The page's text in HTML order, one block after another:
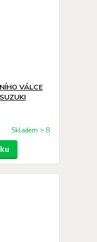
VÁLCE
Skladem > 8